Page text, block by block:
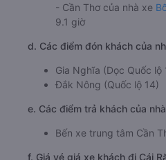
- Cần Thơ của nhà xe
9.1 giờ
d. Các điểm đón khách của
Gia Nghĩa (Dọc Quốc lộ
Đắk Nông (Quốc lộ 14)
e. Các điểm trả khách của
Bến xe trung tâm Cần
f. Giá vé giá xe khách đi Cái